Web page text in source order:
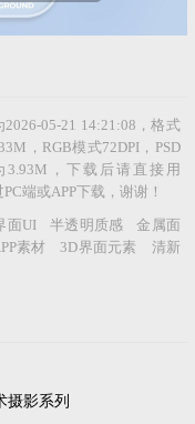
05-21 14:21:08，格式
，RGB模式72DPI，PSD
，下载后请直接用
端或APP下载，谢谢！
面UI 半透明质感 金属面
素材 3D界面元素 清新
摄影系列